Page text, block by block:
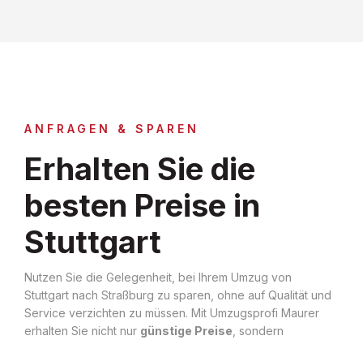
ANFRAGEN & SPAREN
Erhalten Sie die
besten Preise in
Stuttgart
Nutzen Sie die Gelegenheit, bei Ihrem Umzug von
Stuttgart nach Straßburg zu sparen, ohne auf Qualität und
Service verzichten zu müssen. Mit Umzugsprofi Maurer
erhalten Sie nicht nur günstige Preise , sondern